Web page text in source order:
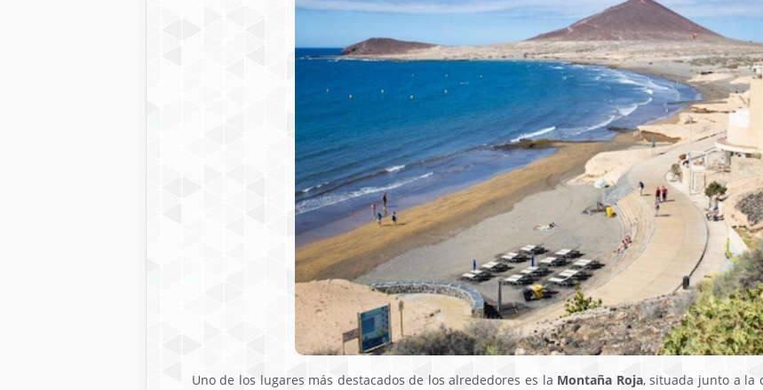
Uno de los lugares más destacados de los alrededores es la Montaña Roja, situada junto a la